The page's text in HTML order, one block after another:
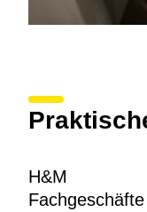
H&M
Fachgeschäfte